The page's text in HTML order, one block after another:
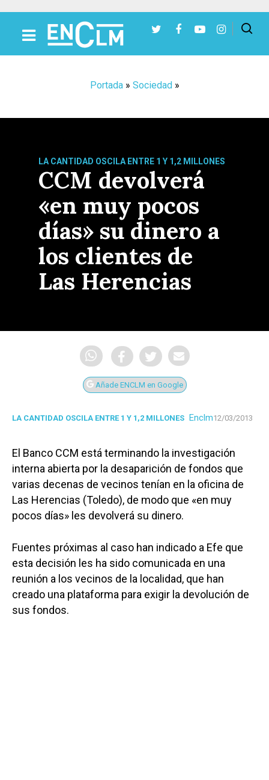
Portada» Sociedad»
LA CANTIDAD OSCILA ENTRE 1 Y 1,2 MILLONES
CCM devolverá
«en muy pocos
días» su dinero a
los clientes de
Las Herencias
Añade ENCLM en Google
LA CANTIDAD OSCILA ENTRE 1 Y 1,2 MILLONES Enclm12/03/2013
El Banco CCM está terminando la investigación
interna abierta por la desaparición de fondos que
varias decenas de vecinos tenían en la oficina de
Las Herencias (Toledo), de modo que «en muy
pocos días» les devolverá su dinero.
Fuentes próximas al caso han indicado a Efe que
esta decisión les ha sido comunicada en una
reunión a los vecinos de la localidad, que han
creado una plataforma para exigir la devolución de
sus fondos.